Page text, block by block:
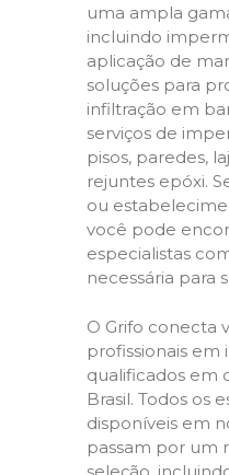
uma ampla
incluindo
aplicação de
soluções para
infiltração em
serviços de
pisos, paredes,
rejuntes epóxi.
ou
você pode
especialistas
necessária para
O Grifo conecta
profissionais
qualificados em
Brasil. Todos os
disponíveis em
passam por um
seleção,